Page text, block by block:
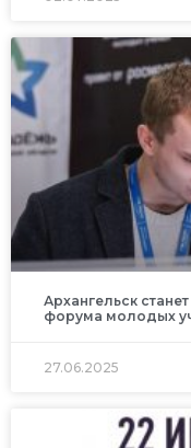
Архангельск
форума молодых
27.06.2025